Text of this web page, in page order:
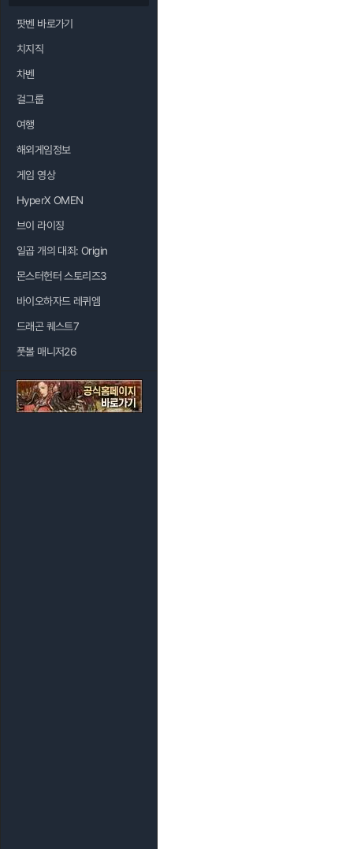
팟벤 바로가기
치지직
차벤
걸그룹
여행
해외게임정보
게임 영상
HyperX OMEN
브이 라이징
일곱 개의 대죄: Origin
몬스터헌터 스토리즈3
바이오하자드 레퀴엠
드래곤 퀘스트7
풋볼 매니저26